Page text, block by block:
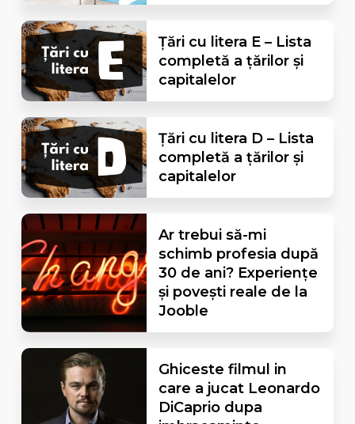
Țări cu litera E – Lista
completă a țărilor și
capitalelor
Țări cu litera D – Lista
completă a țărilor și
capitalelor
Ar trebui să-mi
schimb profesia după
30 de ani? Experiențe
și povești reale de la
Jooble
Ghiceste filmul in
care a jucat Leonardo
DiCaprio dupa